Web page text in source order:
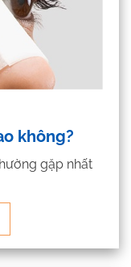
không?
gặp nhất